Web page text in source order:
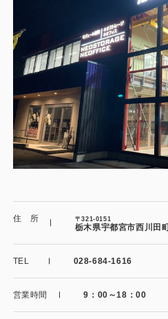
事務所・作業場
倉庫・工場
店舗
ガレージ・物置
勉強部屋・子供部屋
休憩室・喫煙室
製品特長と納入までの流れ
住 所 〒321-0151
栃木県宇都宮市西川田
TEL 028-684-1616
営業時間 9：00～18：00